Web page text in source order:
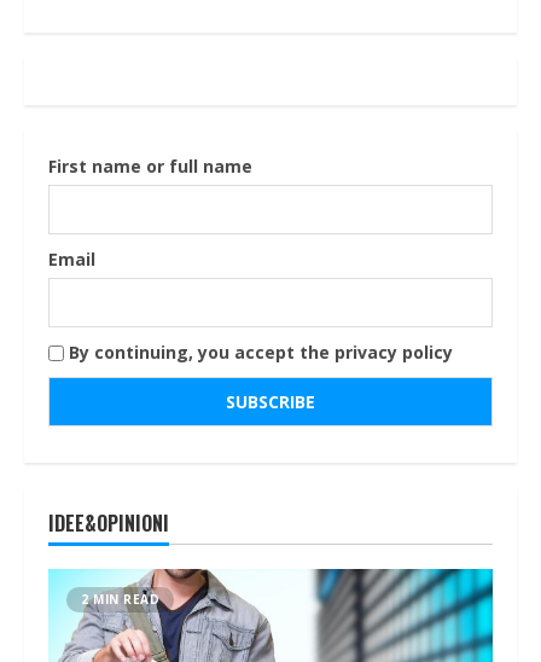
First name or full name
Email
By continuing, you accept the privacy policy
IDEE&OPINIONI
2 MIN READ